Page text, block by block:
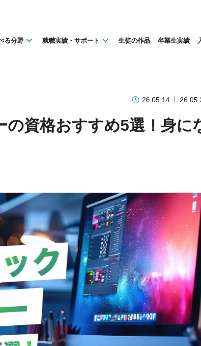
る分野 就職実績・サポート 生徒の作品 卒業生実績
26.05.14
資格おすすめ5選！身に